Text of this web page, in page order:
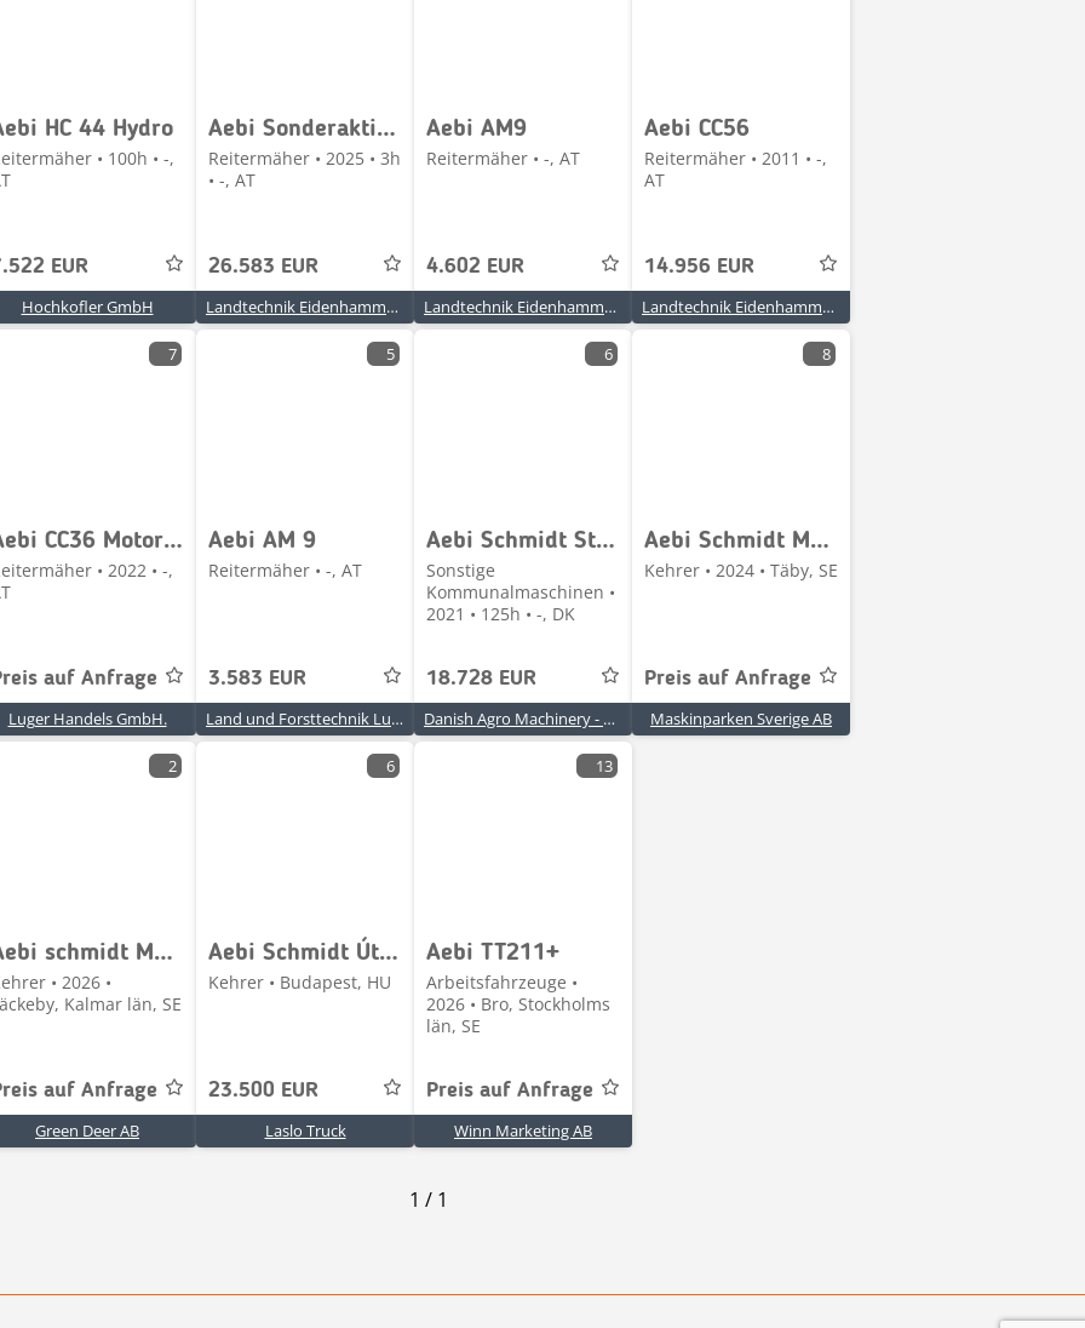
HC 44 Hydro
• 100h • -,
EUR
Hochkofler GmbH
Aebi Sonderaktion CC 160 mit 140 Müthing Mulcher
Reitermäher • 2025 • 3h
• -, AT
26.583 EUR
Landtechnik Eidenhammer GmbH
Aebi AM9
Reitermäher • -, AT
4.602 EUR
Landtechnik Eidenhammer GmbH
Aebi CC56
Reitermäher • 2011 • -,
AT
14.956 EUR
Landtechnik Eidenhammer GmbH
7
Aebi CC36 Motormäher
• 2022 • -,
auf Anfrage
Luger Handels GmbH.
5
Aebi AM 9
Reitermäher • -, AT
3.583 EUR
Land und Forsttechnik Lunzer Ges. m.b.H.
6
Aebi Schmidt Stratos - Syntos B17-24 AWESN-350
Sonstige
Kommunalmaschinen •
2021 • 125h • -, DK
18.728 EUR
Danish Agro Machinery - Røstofte
8
Aebi Schmidt MSH 070 G1:a
Kehrer • 2024 • Täby, SE
Preis auf Anfrage
Maskinparken Sverige AB
2
Aebi schmidt MSH 070
• 2026 •
Kalmar län, SE
auf Anfrage
Green Deer AB
6
Aebi Schmidt Úttisztító
Kehrer • Budapest, HU
23.500 EUR
Laslo Truck
13
Aebi TT211+
Arbeitsfahrzeuge •
2026 • Bro, Stockholms
län, SE
Preis auf Anfrage
Winn Marketing AB
1 / 1